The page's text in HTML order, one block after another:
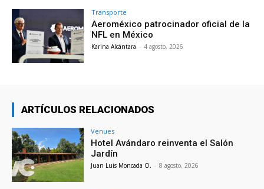
Transporte
Aeroméxico patrocinador oficial de la
NFL en México
Karina Alcántara - 4 agosto, 2026
ARTÍCULOS RELACIONADOS
Venues
Hotel Avándaro reinventa el Salón
Jardín
Juan Luis Moncada O. - 8 agosto, 2026